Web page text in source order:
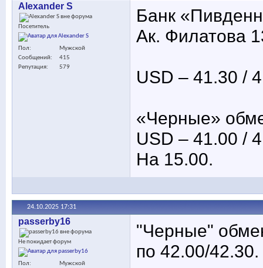
Alexander S
Посетитель
Пол
Мужской
Сообщений
415
Репутация
579
Банк
Ак. Филатова
USD – 41.30 /
«Черные»
USD – 41.00 /
На 15.00.
24.10.2025 17:31
passerby16
Не покидает форум
Пол
Мужской
"Черные"
по 42.00/42.30.